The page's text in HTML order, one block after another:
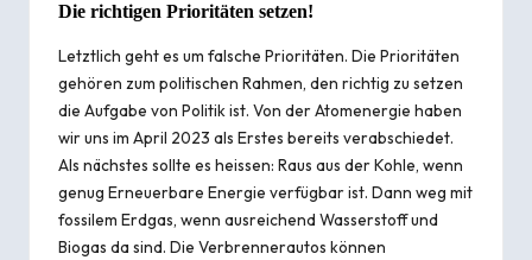
Die richtigen Prioritäten setzen!
Letztlich geht es um falsche Prioritäten. Die Prioritäten
gehören zum politischen Rahmen, den richtig zu setzen
die Aufgabe von Politik ist. Von der Atomenergie haben
wir uns im April 2023 als Erstes bereits verabschiedet.
Als nächstes sollte es heissen: Raus aus der Kohle, wenn
genug Erneuerbare Energie verfügbar ist. Dann weg mit
fossilem Erdgas, wenn ausreichend Wasserstoff und
Biogas da sind. Die Verbrennerautos können